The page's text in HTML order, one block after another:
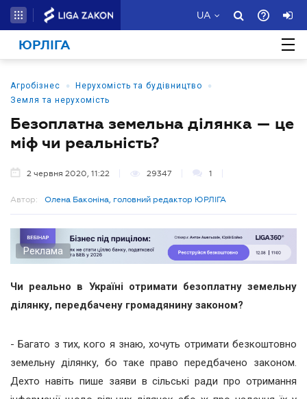
UA
ЮРЛІГА
Агробізнес • Нерухомість та будівництво •
Земля та нерухомість
Безоплатна земельна ділянка — це
міф чи реальність?
2 червня 2020, 11:22 29347 1
Автор: Олена Баконіна, головний редактор ЮРЛІГА
Реклама
Чи реально в Україні отримати безоплатну земельну
ділянку, передбачену громадянину законом?
- Багато з тих, кого я знаю, хочуть отримати безкоштовно
земельну ділянку, бо таке право передбачено законом.
Дехто навіть пише заяви в сільські ради про отримання